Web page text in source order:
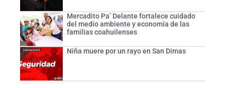
Mercadito Pa’ Delante fortalece cuidado
del medio ambiente y economía de las
familias coahuilenses
Niña muere por un rayo en San Dimas